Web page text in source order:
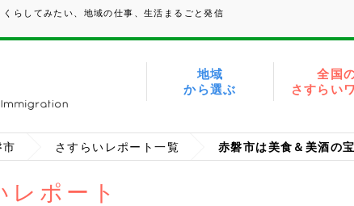
らしてみたい、地域の仕事、生活まるごと発信
地域
から選ぶ
全国
さすらい
市 さすらいレポート一覧
レポート